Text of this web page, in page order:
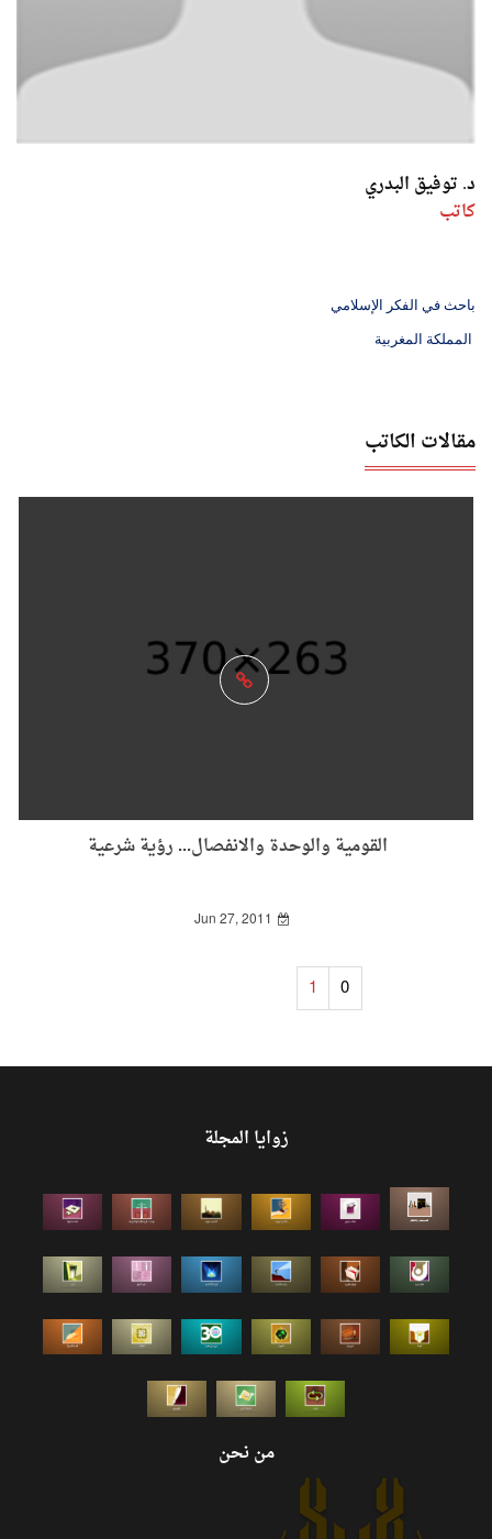
د. توفيق البدري
كاتب
باحث في الفكر الإسلامي
المملكة المغربية
مقالات الكاتب
القومية والوحدة والانفصال... رؤية شرعية
Jun 27, 2011
0
1
زوايا المجلة
من نحن